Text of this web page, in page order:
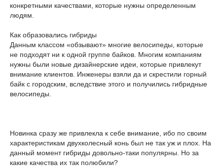
конкретными качествами, которые нужны определенным
людям.
Как образовались гибриды
Данным классом «обзывают» многие велосипеды, которые
не подходят ни к одной группе байков. Многим компаниям
нужны были новые дизайнерские идеи, которые привлекут
внимание клиентов. Инженеры взяли да и скрестили горный
байк с городским, вследствие этого и получились гибридные
велосипеды.
Новинка сразу же привлекла к себе внимание, ибо по своим
характеристикам двухколесный конь был не так уж и плох. На
данный момент гибриды довольно-таки популярны. Но за
какие качества их так полюбили?